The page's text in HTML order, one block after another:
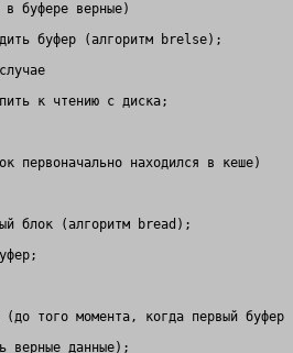
в буфере верные)
буфер (алгоритм brelse);
противном случае
к чтению с диска;
}
первоначально находился в кеше)
{
блок (алгоритм bread);
буфер;
}
(до того момента, когда первый буфер
верные данные);